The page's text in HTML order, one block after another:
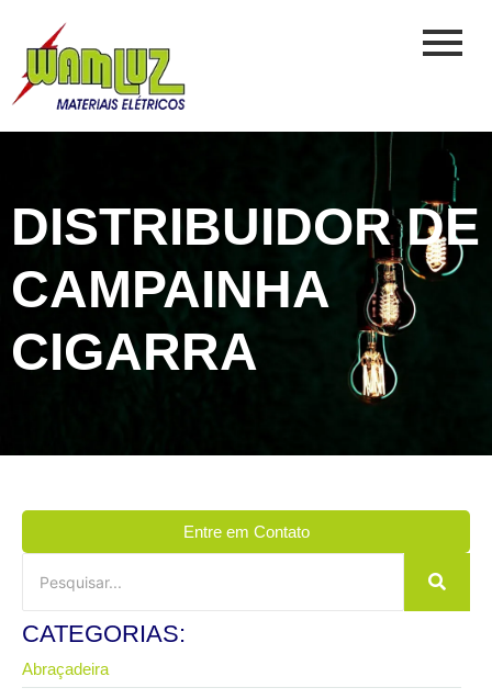
DISTRIBUIDOR DE
CAMPAINHA
CIGARRA
Entre em Contato
CATEGORIAS:
Abraçadeira